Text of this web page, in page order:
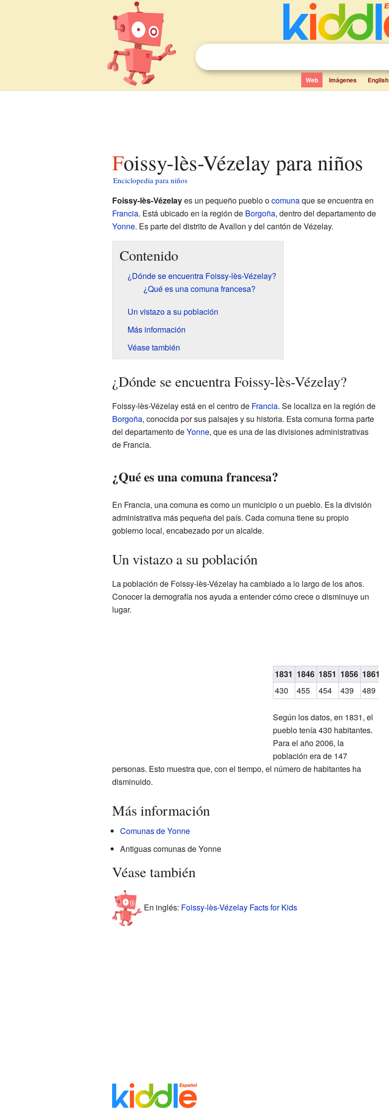
Web Imágenes English
Foissy-lès-Vézelay para niños
Enciclopedia para niños
Foissy-lès-Vézelayes un pequeño pueblo ocomunaque se encuentra en
Francia. Está ubicado en la región de Borgoña, dentro del departamento de
Yonne. Es parte del distrito de Avallon y del cantón de Vézelay.
Contenido
¿Dónde se encuentra Foissy-lès-Vézelay?
¿Qué es una comuna francesa?
Un vistazo a su población
Más información
Véase también
¿Dónde se encuentra Foissy-lès-Vézelay?
Foissy-lès-Vézelay está en el centro de Francia. Se localiza en la región de
Borgoña, conocida por sus paisajes y su historia. Esta comuna forma parte
del departamento deYonne, que es una de las divisiones administrativas
de Francia.
¿Qué es una comuna francesa?
En Francia, una comuna es como un municipio o un pueblo. Es la división
administrativa más pequeña del país. Cada comuna tiene su propio
gobierno local, encabezado por un alcalde.
Un vistazo a su población
La población de Foissy-lès-Vézelay ha cambiado a lo largo de los años.
Conocer la demografía nos ayuda a entender cómo crece o disminuye un
lugar.
1831 1846 1851 1856 1861
430
455 454 439 489
Según los datos, en 1831, el
pueblo tenía 430 habitantes.
Para el año 2006, la
población era de 147
personas. Esto muestra que, con el tiempo, el número de habitantes ha
disminuido.
Más información
Comunas de Yonne
Antiguas comunas de Yonne
Véase también
En inglés: Foissy-lès-Vézelay Facts for Kids